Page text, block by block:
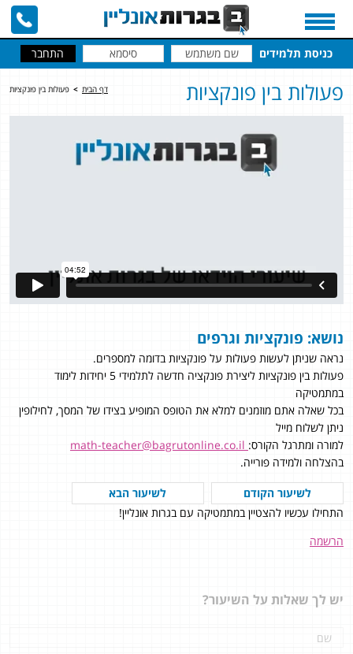
כניסת תלמידים
דף הבית > פעולות בין פונקציות פעולות בין פונקציות
נושא: פונקציות וגרפים
נראה שניתן לעשות פעולות על פונקציות בדומה למספרים.
פעולות בין פונקציות ליצירת פונקציה חדשה לתלמידי 5 יחידות לימוד
במתמטיקה
בכל שאלה אתם מוזמנים למלא את הטופס המופיע בצידו של המסך, לחילופין
ניתן לשלוח מייל
למורה ומתרגל הקורס:
בהצלחה ולמידה פורייה.
לשיעור הקודם
לשיעור הבא
התחילו עכשיו להצטיין במתמטיקה עם בגרות אונליין!
הרשמה
יש לך שאלות על השיעור?